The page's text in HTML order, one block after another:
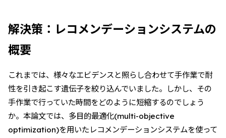
解決策：レコメンデーションシステムの
概要
これまでは、様々なエビデンスと照らし合わせて手作業で耐
性を引き起こす遺伝子を絞り込んでいました。しかし、その
手作業で行っていた時間をどのように短縮するのでしょう
か。本論文では、多目的最適化(multi-objective
optimization)を用いたレコメンデーションシステムを使って